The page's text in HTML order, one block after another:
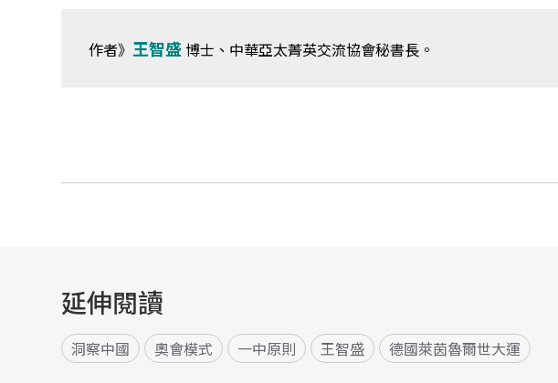
作者》王智盛博士、中華亞太菁英交流協會秘書長。
延伸閱讀
洞察中國 奧會模式 一中原則 王智盛 德國萊茵魯爾世大運